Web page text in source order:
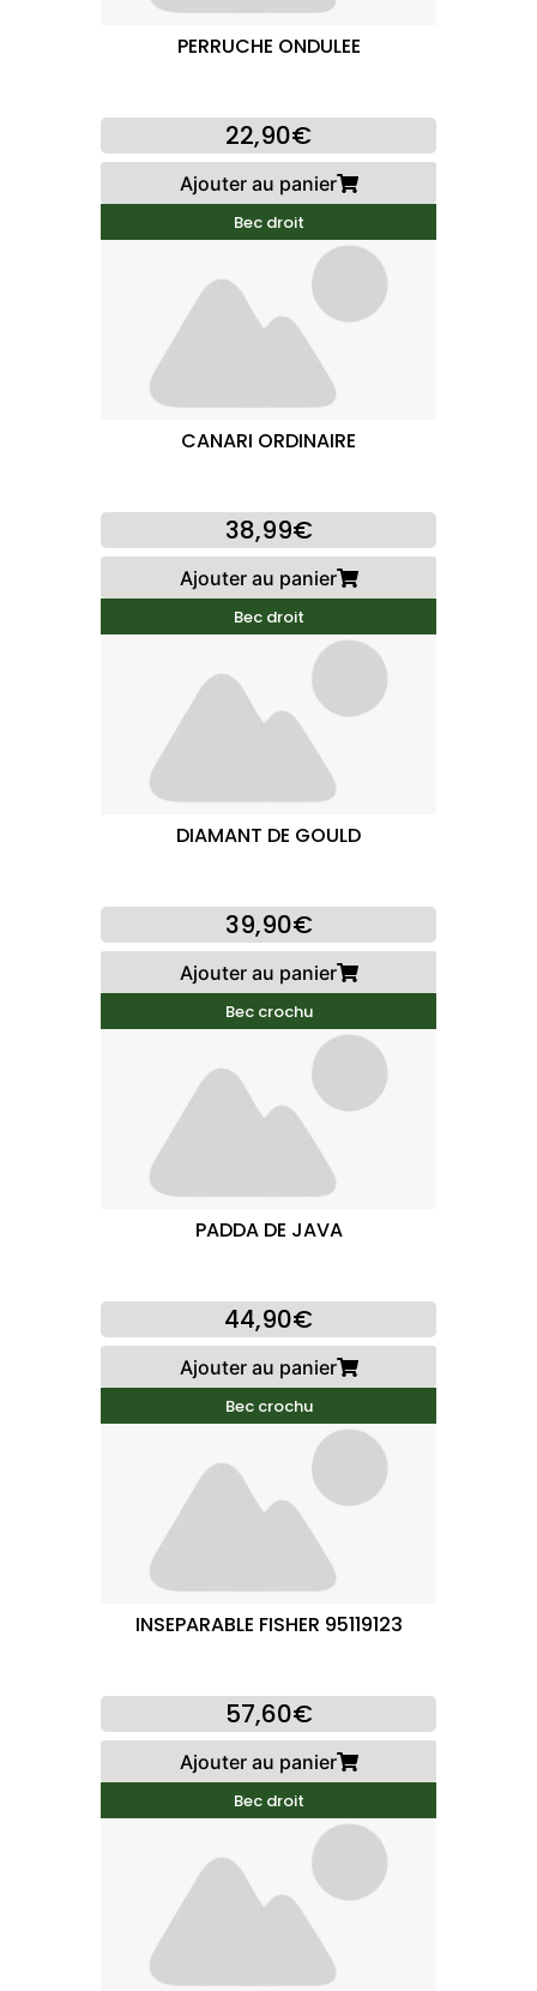
PERRUCHE ONDULEE
22,90€
Ajouter au panier
Bec droit
CANARI ORDINAIRE
38,99€
Ajouter au panier
Bec droit
DIAMANT DE GOULD
39,90€
Ajouter au panier
Bec crochu
PADDA DE JAVA
44,90€
Ajouter au panier
Bec crochu
INSEPARABLE FISHER 95119123
57,60€
Ajouter au panier
Bec droit